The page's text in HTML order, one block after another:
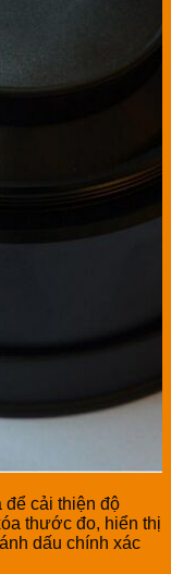
cải thiện độ
thước đo, hiển thị
dấu chính xác